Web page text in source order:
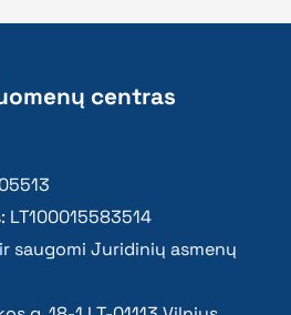
centras
LT100015583514
saugomi Juridinių asmenų